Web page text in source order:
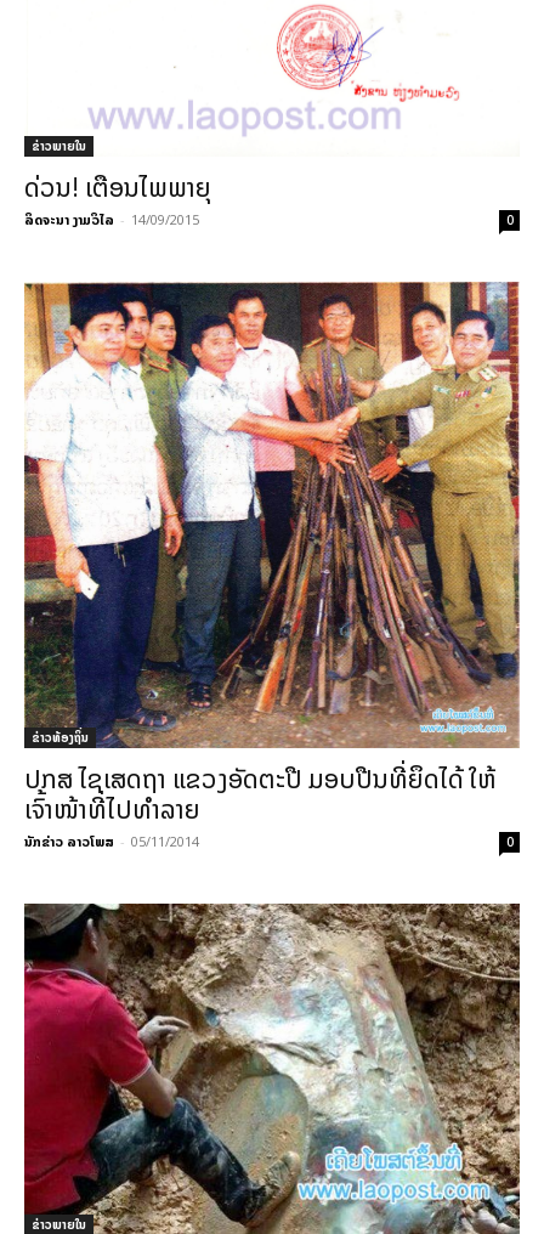
ຂ່າວພາຍ​ໃນ
ດ່ວນ! ເຕືອນໄພພາຍຸ
ລິດຈະນາ ງາມວິໄລ - 14/09/2015 0
ຂ່າວທ້ອງຖິ່ນ
ປກສ ໄຊເສດຖາ ແຂວງອັດຕະປື ມອບປືນທີ່ຍຶດໄດ້ ໃຫ້
ເຈົ້າໜ້າທີ່ໄປທຳລາຍ
ນັກຂ່າວ ລາວໂພສ - 05/11/2014 0
ຂ່າວພາຍ​ໃນ